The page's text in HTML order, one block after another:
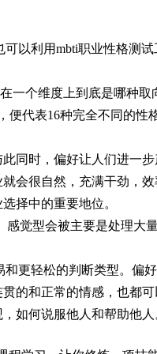
以利用mbti职业性格测试
一个维度上到底是哪种取
便代表16种完全不同的性
同时，偏好让人们进一步
会很自然，充满干劲，效
择中的重要地位。
感觉型会被主要是处理大
更轻松的判断类型。偏
的和正常的情感，也都可
如何说服他人和帮助他人